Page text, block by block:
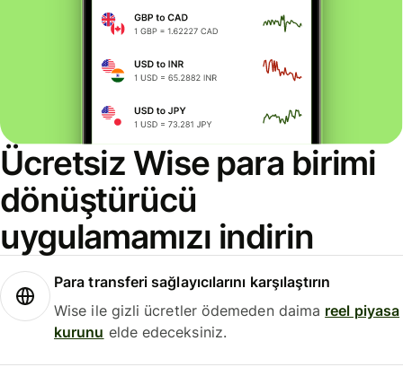
Ücretsiz Wise para birimi
dönüştürücü
uygulamamızı indirin
Para transferi sağlayıcılarını karşılaştırın
Wise ile gizli ücretler ödemeden daima reel piyasa
kurunu elde edeceksiniz.